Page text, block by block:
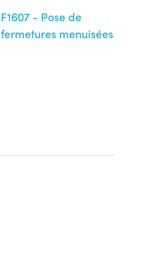
F1607 - Pose de
fermetures menuisées